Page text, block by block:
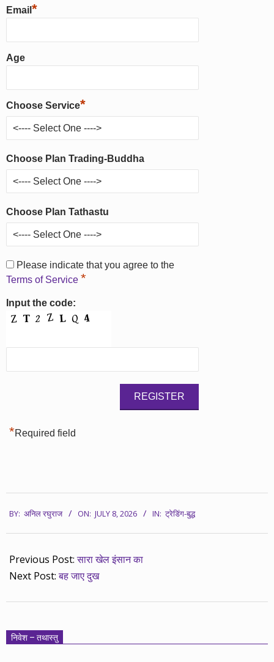
Email *
Age
Choose Service*
Choose Plan Trading-Buddha
Choose Plan Tathastu
Please indicate that you agree to the
Terms of Service *
Input the code:
*Required field
07-
08
BY: अनिल रघुराज ON: JULY 8, 2026 IN: ट्रेडिंग-बुद्ध
Previous Post:सारा खेल इंसान का
Next Post:बह जाए दुख
निवेश – तथास्तु